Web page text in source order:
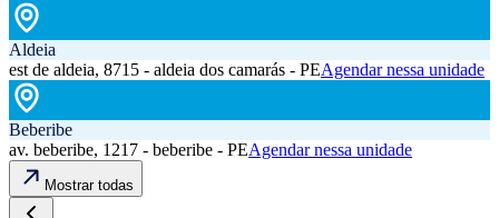
Aldeia
est de aldeia, 8715 - aldeia dos camarás - PEAgendar nessa unidade
Beberibe
av. beberibe, 1217 - beberibe - PEAgendar nessa unidade
Mostrar todas